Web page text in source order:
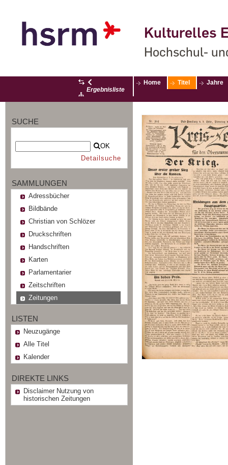
Kulturelles
Hochschul-
Ergebnisliste
Home Titel Jahre
SUCHE
OK
Detailsuche
SAMMLUNGEN
Adressbücher
Bildbände
Christian von Schlözer
Druckschriften
Handschriften
Karten
Parlamentarier
Zeitschriften
Zeitungen
LISTEN
Neuzugänge
Alle Titel
Kalender
DIREKTE LINKS
Disclaimer Nutzung von
historischen Zeitungen